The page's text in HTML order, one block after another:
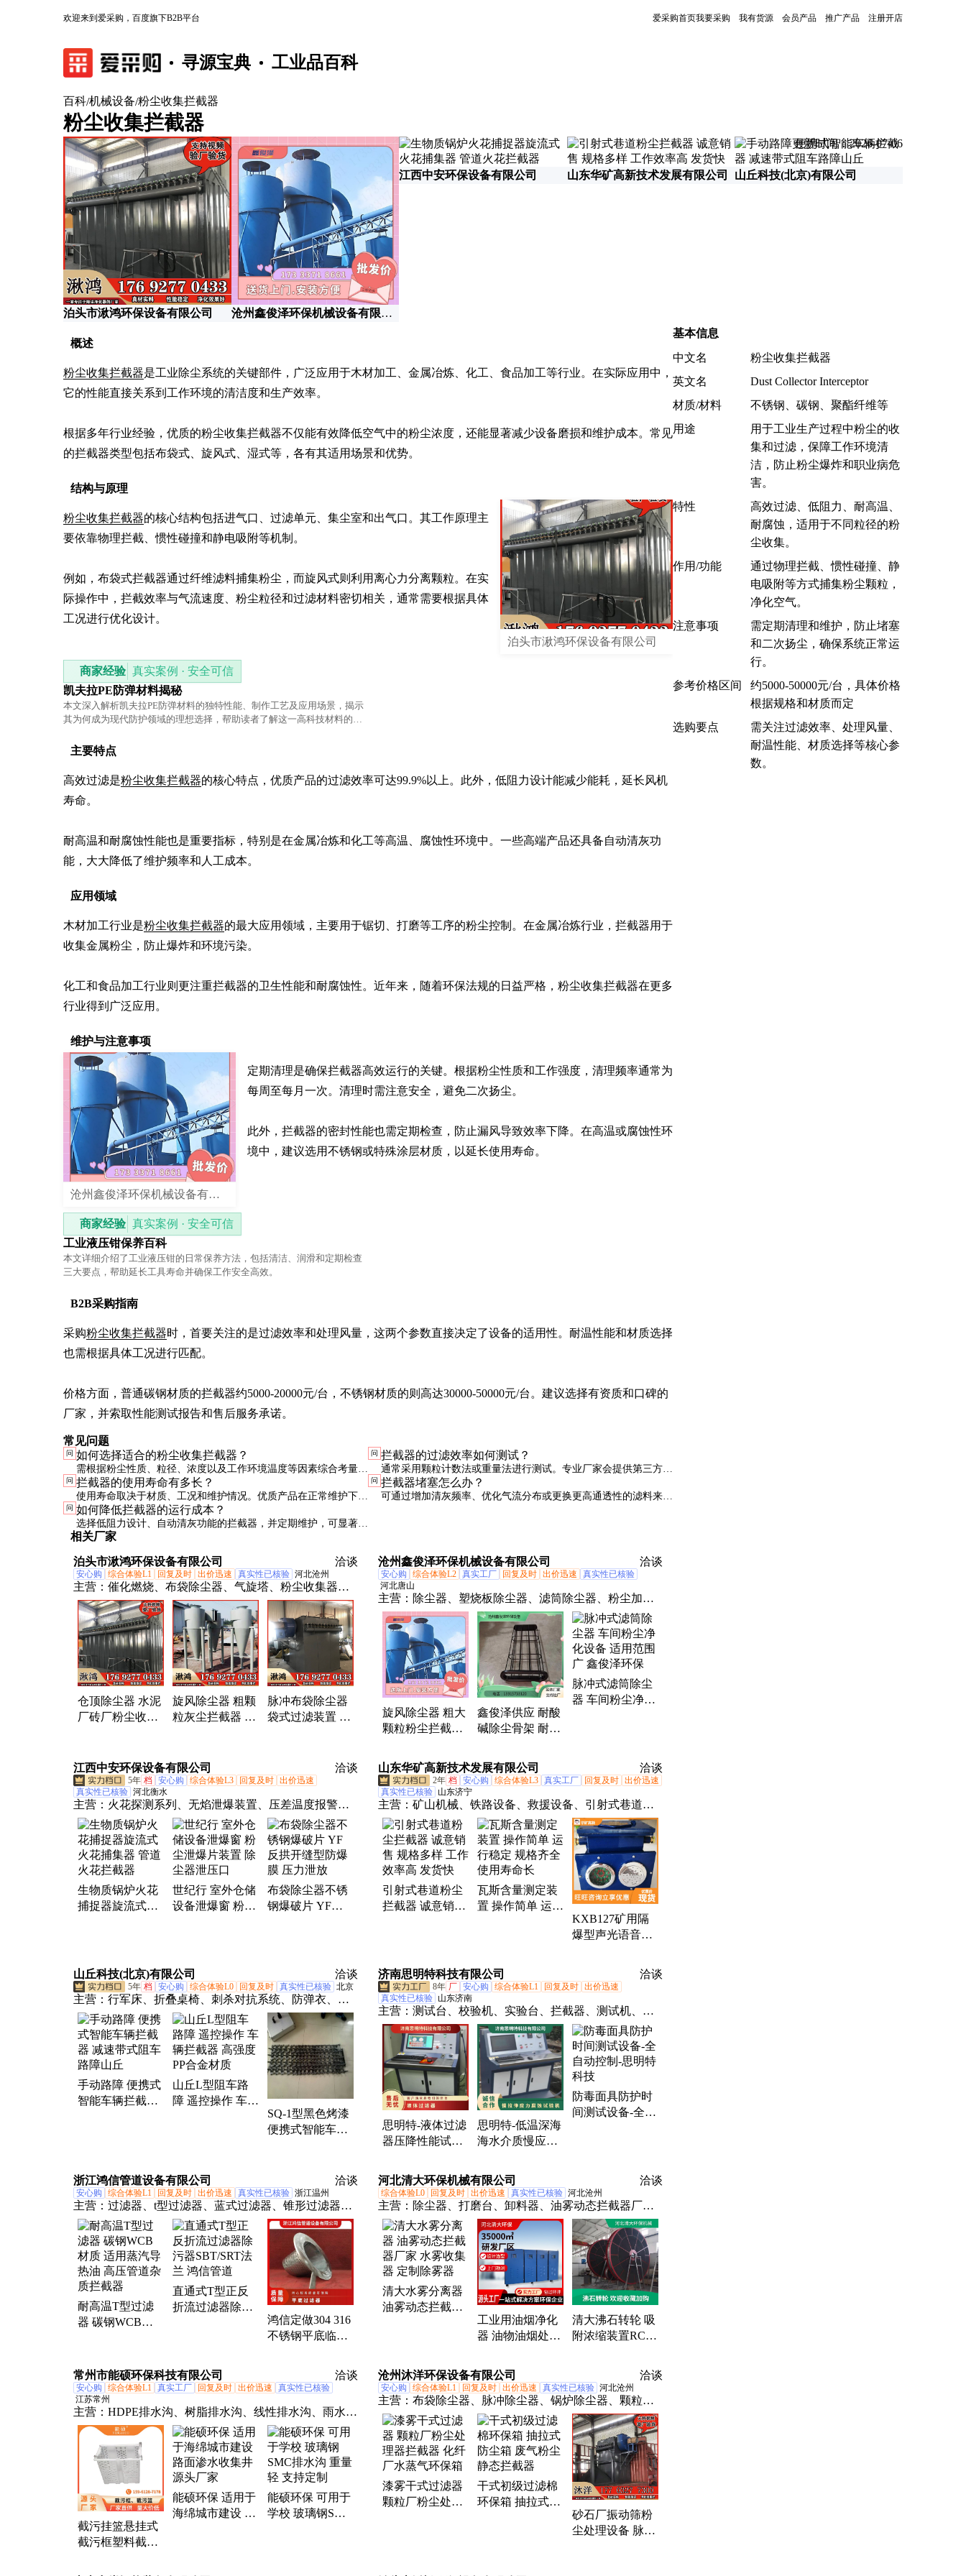
欢迎来到爱采购，百度旗下B2B平台 爱采购首页我要采购 我有货源 会员产品 推广产品 注册开店
寻源宝典 工业品百科
百科/机械设备/粉尘收集拦截器
粉尘收集拦截器
更新时间：2026-07-06
泊头市湫鸿环保设备有限公司 沧州鑫俊泽环保机械设备有限公司
江西中安环保设备有限公司 山东华矿高新技术发展有限公司 山丘科技(北京)有限公司
概述
粉尘收集拦截器是工业除尘系统的关键部件，广泛应用于木材加工、金属冶炼、化工、食品加工等行业。在实际应用中，
它的性能直接关系到工作环境的清洁度和生产效率。
根据多年行业经验，优质的粉尘收集拦截器不仅能有效降低空气中的粉尘浓度，还能显著减少设备磨损和维护成本。常见
的拦截器类型包括布袋式、旋风式、湿式等，各有其适用场景和优势。
结构与原理
泊头市湫鸿环保设备有限公司
粉尘收集拦截器的核心结构包括进气口、过滤单元、集尘室和出气口。其工作原理主
要依靠物理拦截、惯性碰撞和静电吸附等机制。
例如，布袋式拦截器通过纤维滤料捕集粉尘，而旋风式则利用离心力分离颗粒。在实
际操作中，拦截效率与气流速度、粉尘粒径和过滤材料密切相关，通常需要根据具体
工况进行优化设计。
商家经验 真实案例 · 安全可信
凯夫拉PE防弹材料揭秘
本文深入解析凯夫拉PE防弹材料的独特性能、制作工艺及应用场景，揭示
其为何成为现代防护领域的理想选择，帮助读者了解这一高科技材料的科
主要特点
高效过滤是粉尘收集拦截器的核心特点，优质产品的过滤效率可达99.9%以上。此外，低阻力设计能减少能耗，延长风机
寿命。
耐高温和耐腐蚀性能也是重要指标，特别是在金属冶炼和化工等高温、腐蚀性环境中。一些高端产品还具备自动清灰功
能，大大降低了维护频率和人工成本。
应用领域
木材加工行业是粉尘收集拦截器的最大应用领域，主要用于锯切、打磨等工序的粉尘控制。在金属冶炼行业，拦截器用于
收集金属粉尘，防止爆炸和环境污染。
化工和食品加工行业则更注重拦截器的卫生性能和耐腐蚀性。近年来，随着环保法规的日益严格，粉尘收集拦截器在更多
行业得到广泛应用。
维护与注意事项
沧州鑫俊泽环保机械设备有限公司
定期清理是确保拦截器高效运行的关键。根据粉尘性质和工作强度，清理频率通常为
每周至每月一次。清理时需注意安全，避免二次扬尘。
此外，拦截器的密封性能也需定期检查，防止漏风导致效率下降。在高温或腐蚀性环
境中，建议选用不锈钢或特殊涂层材质，以延长使用寿命。
商家经验 真实案例 · 安全可信
工业液压钳保养百科
本文详细介绍了工业液压钳的日常保养方法，包括清洁、润滑和定期检查
三大要点，帮助延长工具寿命并确保工作安全高效。
B2B采购指南
采购粉尘收集拦截器时，首要关注的是过滤效率和处理风量，这两个参数直接决定了设备的适用性。耐温性能和材质选择
也需根据具体工况进行匹配。
价格方面，普通碳钢材质的拦截器约5000-20000元/台，不锈钢材质的则高达30000-50000元/台。建议选择有资质和口碑的
厂家，并索取性能测试报告和售后服务承诺。
常见问题
问 如何选择适合的粉尘收集拦截器？
需根据粉尘性质、粒径、浓度以及工作环境温度等因素综合考量。
建议咨询专业厂家或工程师，进行工况分析和设备选型。
问 拦截器的过滤效率如何测试？
通常采用颗粒计数法或重量法进行测试。专业厂家会提供第三方检
测报告，采购时可要求查看相关数据。
问 拦截器的使用寿命有多长？
使用寿命取决于材质、工况和维护情况。优质产品在正常维护下可
使用5-10年，滤袋等易损件需定期更换。
问 拦截器堵塞怎么办？
可通过增加清灰频率、优化气流分布或更换更高通透性的滤料来解
问 如何降低拦截器的运行成本？
选择低阻力设计、自动清灰功能的拦截器，并定期维护，可显著降
低能耗和人工成本。此外，合理匹配处理风量和实际需求也很重
要。
相关厂家
泊头市湫鸿环保设备有限公司 洽谈
安心购 综合体验L1 回复及时 出价迅速 真实性已核验 河北沧州
主营： 催化燃烧、布袋除尘器、气旋塔、粉尘收集器、
uv光解净化器、活性炭吸附箱、pp喷淋塔、管式电捕焦
油器、低温等离子设备、离子管光氧、移动除尘器、水
雾分离器、滤筒除尘器、一体机设备、吸气臂、废气处
理、除尘设备、除烟除味净化器、vocs环保设备、卸料
器、焊烟机、调节阀、止回阀、管道配件、环保箱、引
风机
仓顶除尘器 水泥
厂砖厂粉尘收集
旋风除尘器 粗颗
粒灰尘拦截器 家
脉冲布袋除尘器
袋式过滤装置 沙
沧州鑫俊泽环保机械设备有限公司 洽谈
安心购 综合体验L2 真实工厂 回复及时 出价迅速
真实性已核验
河北唐山
主营： 除尘器、塑烧板除尘器、滤筒除尘器、粉尘加湿
搅拌机、活性炭吸附箱、催化燃烧、电捕焦油器、螺旋
输送、喷淋塔、气旋混动喷淋塔、刮板输送机、油烟净
化器、打磨除尘、星型卸料器、离心风机、除尘布袋、
移动伸缩喷漆房、危废暂存间、斗式提升机、脱硫脱
硝、生物除臭、水旋柜、旋风沙克龙除尘器、湿式静电
除尘器、木工除尘器
旋风除尘器 粗大
颗粒粉尘拦截器
工业粉尘收集除
尘机
鑫俊泽供应 耐酸
碱除尘骨架 耐高
架生产厂家
脉冲式滤筒除尘
器 车间粉尘净化
江西中安环保设备有限公司 洽谈
5年 档 安心购 综合体验L3 回复及时 出价迅速
真实性已核验 河北衡水
主营： 火花探测系列、无焰泄爆装置、压差温度报警
器、粉尘防爆设备、粉尘爆破片、火花捕捉器、隔爆
阀、管道阻火器、无焰泄压阀、气旋塔、喷淋塔、活性
炭吸附箱、光氧过滤器、油烟净化器、锁气卸灰装置、
除尘器监控系统
生物质锅炉火花
捕捉器旋流式火
世纪行 室外仓储
设备泄爆窗 粉尘
布袋除尘器不锈
钢爆破片 YF反
山东华矿高新技术发展有限公司 洽谈
2年 档 安心购 综合体验L3 真实工厂 回复及时 出价迅速
真实性已核验 山东济宁
主营： 矿山机械、铁路设备、救援设备、引射式巷道粉
尘拦截器、防爆电器、路面机械、工程机械
引射式巷道粉尘
拦截器 诚意销售
瓦斯含量测定装
置 操作简单 运行
KXB127矿用隔
爆型声光语音报
装方便 性能稳定
山丘科技(北京)有限公司 洽谈
5年 档 安心购 综合体验L0 回复及时 真实性已核验 北京
主营： 行军床、折叠桌椅、刺杀对抗系统、防弹衣、防
弹头盔、反光背心、防刺服、防暴头盔、给养单元、排
爆服、防爆桶、防爆毯
手动路障 便携式
智能车辆拦截器
山丘L型阻车路
障 遥控操作 车辆
SQ-1型黑色烤漆
便携式智能车辆
济南思明特科技有限公司 洽谈
8年 厂 安心购 综合体验L1 回复及时 出价迅速
真实性已核验 山东济南
主营： 测试台、校验机、实验台、拦截器、测试机、爆
破机、管水压、测试仪、检测台、cng软管、检测仪、试
验机、试验仪、瓶水压、检验机、石油管、静液压、压
缩机、呼吸器、增压泵、疲劳机
思明特-液体过滤
器压降性能试验
备-SUPC
思明特-低温深海
海水介质慢应变
验机-SUPC
防毒面具防护时
间测试设备-全自
浙江鸿信管道设备有限公司 洽谈
安心购 综合体验L1 回复及时 出价迅速 真实性已核验 浙江温州
主营： 过滤器、t型过滤器、蓝式过滤器、锥形过滤器、
法兰过滤器、不锈钢过滤器、不锈钢y型过滤器、双联过
滤器、氧气过滤器、消气过滤器
耐高温T型过滤
器 碳钢WCB材
拦截器
直通式T型正反
折流过滤器除污
鸿信定做304 316
不锈钢平底临时
河北清大环保机械有限公司 洽谈
综合体验L0 回复及时 出价迅速 真实性已核验 河北沧州
主营： 除尘器、打磨台、卸料器、油雾动态拦截器厂
家、活性炭、水喷淋、在线监测、工业油烟、燃烧设
备、除尘设备、清大环保、催化净化器、喷淋净化塔、
焊烟净化器、光氧净化器、空气净化器、除尘喷淋塔、
油烟净化器、喷淋塔净化器、光氧废气处理、废气处理
设备
清大水雾分离器
油雾动态拦截器
工业用油烟净化
器 油物油烟处理
送到厂
清大沸石转轮 吸
附浓缩装置RCO
常州市能硕环保科技有限公司 洽谈
安心购 综合体验L1 真实工厂 回复及时 出价迅速
真实性已核验
江苏常州
主营： HDPE排水沟、树脂排水沟、线性排水沟、雨水口
垃圾拦截器、渗透井、树脂混凝土环保雨水口
截污挂篮悬挂式
截污框塑料截污
截器
能硕环保 适用于
海绵城市建设 路
能硕环保 可用于
学校 玻璃钢SMC
沧州沐洋环保设备有限公司 洽谈
安心购 综合体验L1 回复及时 出价迅速 真实性已核验 河北沧州
主营： 布袋除尘器、脉冲除尘器、锅炉除尘器、颗粒厂
粉尘处理器、活性炭吸附箱、pp喷淋塔、不锈钢气旋
塔、滤筒除尘器、催化燃烧一体机、水雾分离器、旋风
除尘器、沙克龙、环保箱、干式过滤箱、螺旋输送、卸
料器、旱烟净化器、蜂窝碳、不锈钢喷淋塔、碳钢喷淋
塔、卧式喷淋塔、光氧净化器、多管油烟净化器、电捕
焦油器、吸气臂、等离子油烟净化器
漆雾干式过滤器
颗粒厂粉尘处理
干式初级过滤棉
环保箱 抽拉式防
砂石厂振动筛粉
尘处理设备 脉冲
基本信息
中文名
粉尘收集拦截器
英文名
Dust Collector Interceptor
材质/材料
不锈钢、碳钢、聚酯纤维等
用途
用于工业生产过程中粉尘的收
集和过滤，保障工作环境清
洁，防止粉尘爆炸和职业病危
害。
特性
高效过滤、低阻力、耐高温、
耐腐蚀，适用于不同粒径的粉
尘收集。
作用/功能
通过物理拦截、惯性碰撞、静
电吸附等方式捕集粉尘颗粒，
净化空气。
注意事项
需定期清理和维护，防止堵塞
和二次扬尘，确保系统正常运
行。
参考价格区间
约5000-50000元/台，具体价格
根据规格和材质而定
选购要点
需关注过滤效率、处理风量、
耐温性能、材质选择等核心参
数。